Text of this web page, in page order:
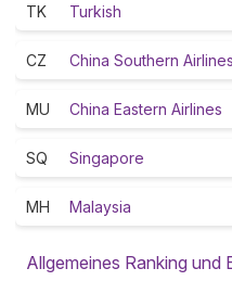
TK Turkish
CZ China Southern Airlines
MU China Eastern Airlines
SQ Singapore
MH Malaysia
Allgemeines Ranking und